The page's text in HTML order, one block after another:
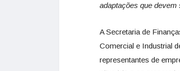
adaptações que
A Secretaria de
Comercial e Industrial
representantes de